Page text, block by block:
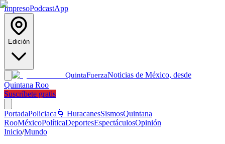
ImpresoPodcastApp
Edición
QuintaFuerzaNoticias de México, desde
Quintana Roo
Suscríbete gratis
PortadaPoliciaca 🌀 HuracanesSismosQuintana
RooMéxicoPolíticaDeportesEspectáculosOpinión
Inicio/Mundo